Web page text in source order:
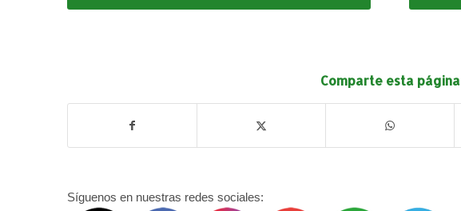
Comparte esta página
Síguenos en nuestras redes sociales: